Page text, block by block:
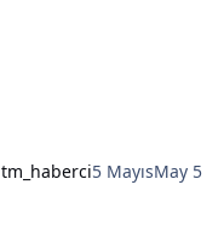
tm_haberci5 MayısMay 5